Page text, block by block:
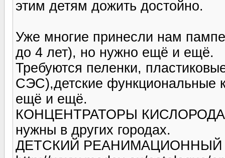
этим детям дожить достойно.
Уже многие принесли нам
до 4 лет), но нужно ещё и ещё.
Требуются пеленки,
СЭС),детские функциональные
ещё и ещё.
КОНЦЕНТРАТОРЫ КИСЛОРОДА -
нужны в других городах.
ДЕТСКИЙ